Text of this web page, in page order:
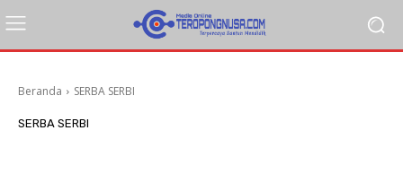
Beranda SERBA SERBI
SERBA SERBI